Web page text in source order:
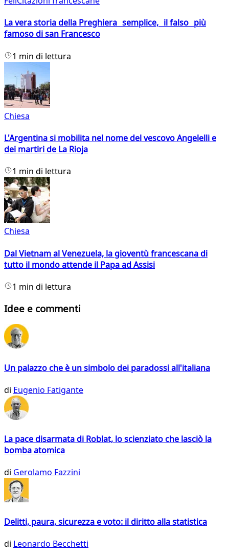
La vera storia della Preghiera semplice, il falso più
famoso di san Francesco
1 min di lettura
Chiesa
L'Argentina si mobilita nel nome del vescovo Angelelli e
dei martiri de La Rioja
1 min di lettura
Chiesa
Dal Vietnam al Venezuela, la gioventù francescana di
tutto il mondo attende il Papa ad Assisi
1 min di lettura
Idee e commenti
Un palazzo che è un simbolo dei paradossi all'italiana
di Eugenio Fatigante
La pace disarmata di Roblat, lo scienziato che lasciò la
bomba atomica
di Gerolamo Fazzini
Delitti, paura, sicurezza e voto: il diritto alla statistica
di Leonardo Becchetti